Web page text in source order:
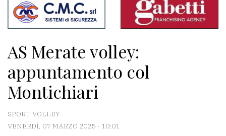
del
sito
Associazioni
Meteo
CONTATTI
AS Merate volley:
appuntamento col
Montichiari
SPORT VOLLEY
VENERDÌ, 07 MARZO 2025 - 10:01